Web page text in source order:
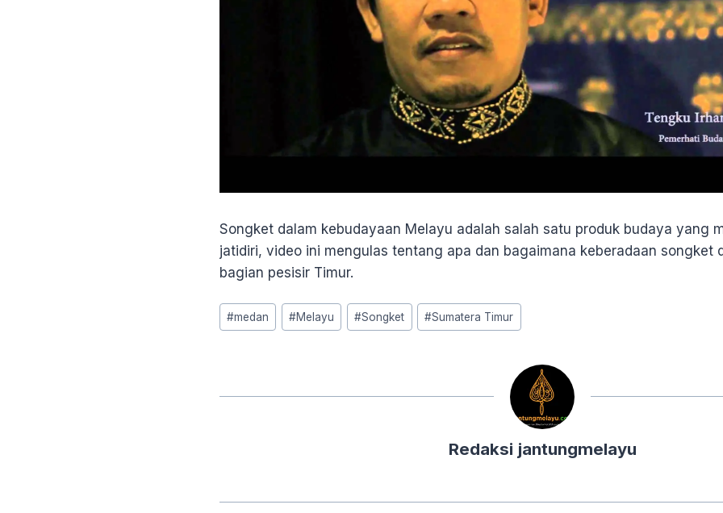
Songket dalam kebudayaan Melayu adalah salah satu produk budaya yang
jatidiri, video ini mengulas tentang apa dan bagaimana keberadaan songket
bagian pesisir Timur.
Post
Tags:
#medan #Melayu #Songket #Sumatera Timur
Redaksi jantungmelayu